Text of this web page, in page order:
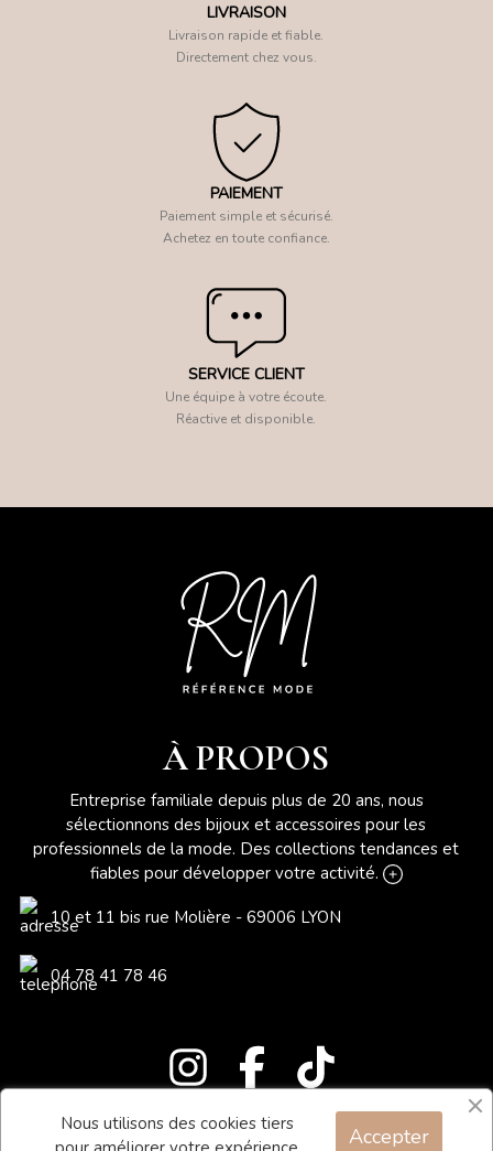
LIVRAISON
Livraison rapide et fiable.
Directement chez vous.
PAIEMENT
Paiement simple et sécurisé.
Achetez en toute confiance.
SERVICE CLIENT
Une équipe à votre écoute.
Réactive et disponible.
À PROPOS
Entreprise familiale depuis plus de 20 ans, nous
sélectionnons des bijoux et accessoires pour les
professionnels de la mode. Des collections tendances et
fiables pour développer votre activité.
10 et 11 bis rue Molière - 69006 LYON
04 78 41 78 46
Blog
Nous utilisons des cookies tiers
Accepter